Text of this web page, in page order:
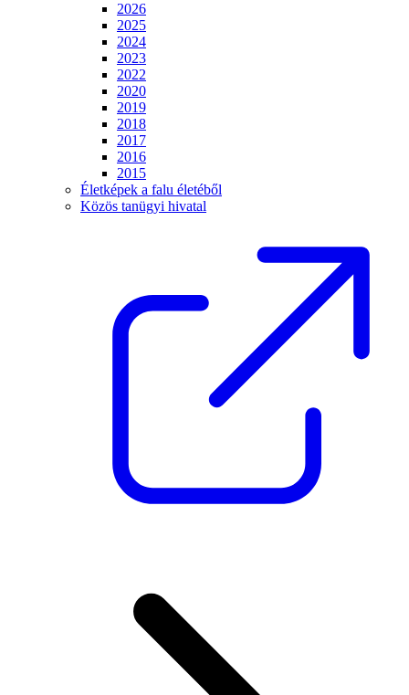
2026
2025
2024
2023
2022
2020
2019
2018
2017
2016
2015
Életképek a falu életéből
Közös tanügyi hivatal